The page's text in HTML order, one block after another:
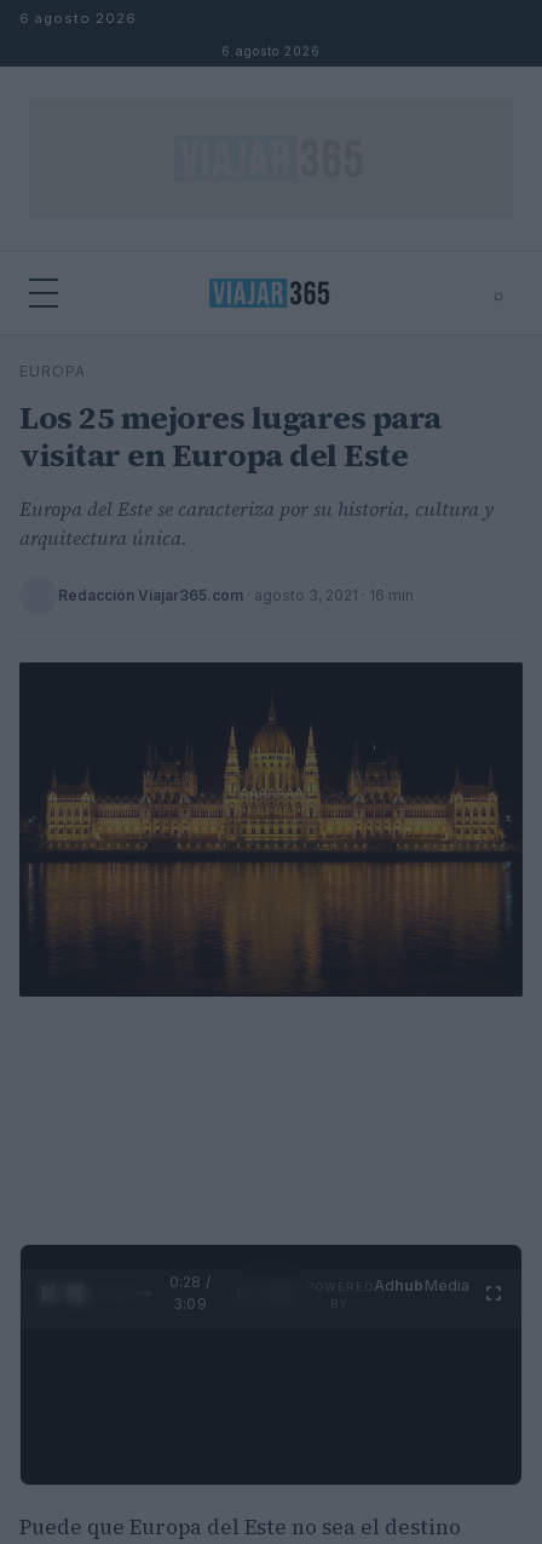
Saltar al contenido
6 agosto 2026
6 agosto 2026
⌕
Buscar
EUROPA
Los 25 mejores lugares para
visitar en Europa del Este
Europa del Este se caracteriza por su historia, cultura y
arquitectura única.
Redacción Viajar365.com · agosto 3, 2021 · 16 min
0:29 /
3:09
Adhub Media
Puede que Europa del Este no sea el destino